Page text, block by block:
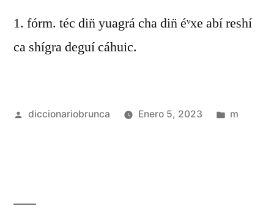
1. fórm. téc din̈ yuagrá cha din̈ éᵛxe abí reshí
ca shígra deguí cáhuic.
diccionariobrunca Enero 5, 2023 m